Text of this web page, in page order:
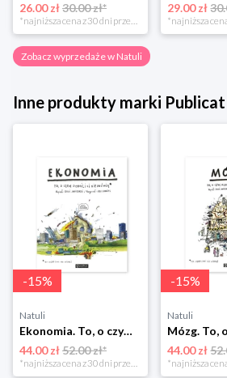
26.00 zł30.00 zł*
*najniższa cena z 30 dni przed obniżką
29.00 zł
Zobacz wyprzedaże w Natuli
Inne produkty marki Publicat
-15%
Natuli
Ekonomia. To, o czym dorośli Ci nie mówią Publicat
44.00 zł52.00 zł*
-15%
Natuli
44.00 zł